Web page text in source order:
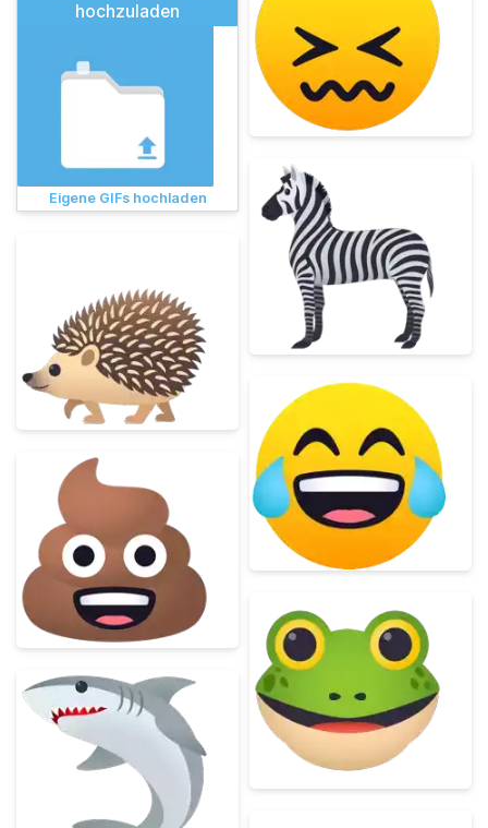
hochzuladen
Eigene GIFs hochladen